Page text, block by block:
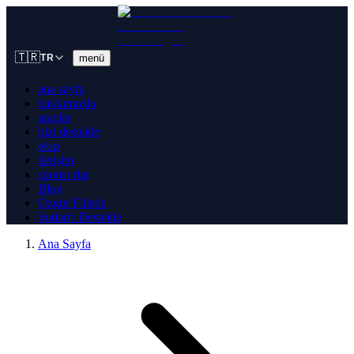
🇹🇷TR menü
ana sayfa
hakkımızda
araçlar
bizi destekle
ekip
iletişim
sponsorlar
Blog
Özgür Filistin
Sudan'ı Destekle
Ana Sayfa